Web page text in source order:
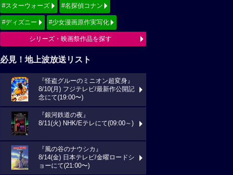
#スターウォーズ #名探偵コナン
#ディズニー #少女漫画原作実写化
シリーズ・映画祭作品を探す
必見！地上波放送リスト
『怪盗グルーのミニオン超変身』
8/10(月) フジテレビ/最新作公開記
念にて(19:00〜)
『銀河鉄道の夜』
8/11(火) NHK/Eテレにて(09:00～)
『風の谷のナウシカ』
8/14(金) 日本テレビ/金曜ロードシ
ョーにて(21:00〜)